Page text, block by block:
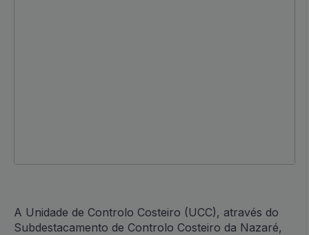
A Unidade de Controlo Costeiro (UCC), através do
Subdestacamento de Controlo Costeiro da Nazaré,